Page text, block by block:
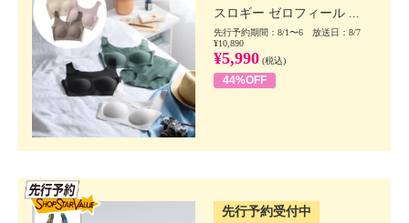
スロギー ゼロフィール ...
先行予約期間：8/1〜6 放送日：8/7
¥10,890
¥5,990 (税込)
44%OFF
先行予約受付中